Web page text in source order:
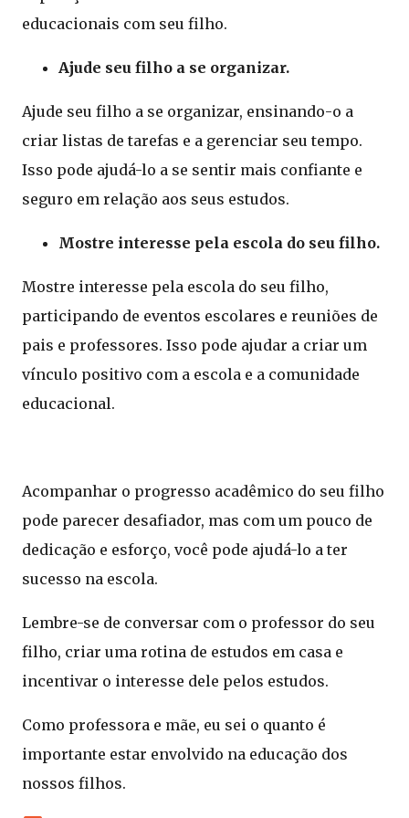
educacionais com seu filho.
Ajude seu filho a se organizar.
Ajude seu filho a se organizar, ensinando-o a
criar listas de tarefas e a gerenciar seu tempo.
Isso pode ajudá-lo a se sentir mais confiante e
seguro em relação aos seus estudos.
Mostre interesse pela escola do seu filho.
Mostre interesse pela escola do seu filho,
participando de eventos escolares e reuniões de
pais e professores. Isso pode ajudar a criar um
vínculo positivo com a escola e a comunidade
educacional.
Acompanhar o progresso acadêmico do seu filho
pode parecer desafiador, mas com um pouco de
dedicação e esforço, você pode ajudá-lo a ter
sucesso na escola.
Lembre-se de conversar com o professor do seu
filho, criar uma rotina de estudos em casa e
incentivar o interesse dele pelos estudos.
Como professora e mãe, eu sei o quanto é
importante estar envolvido na educação dos
nossos filhos.